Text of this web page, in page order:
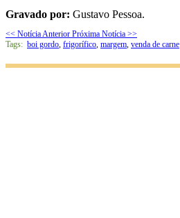
Gravado por: Gustavo Pessoa.
<< Notícia Anterior Próxima Notícia >>
Tags: boi gordo, frigorífico, margem, venda de carne